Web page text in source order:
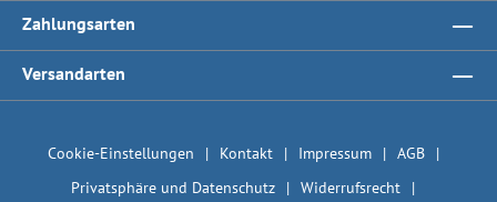
Zahlungsarten
Versandarten
Cookie-Einstellungen Kontakt Impressum
AGB
Privatsphäre und Datenschutz
Widerrufsrecht